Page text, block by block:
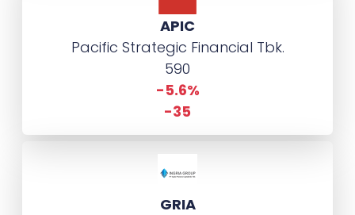
APIC
Pacific Strategic Financial Tbk.
590
-5.6%
-35
GRIA